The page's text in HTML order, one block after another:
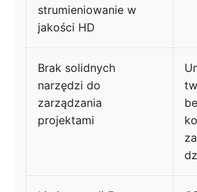
strumieniowanie w
jakości HD
Brak solidnych
narzędzi do
zarządzania
projektami